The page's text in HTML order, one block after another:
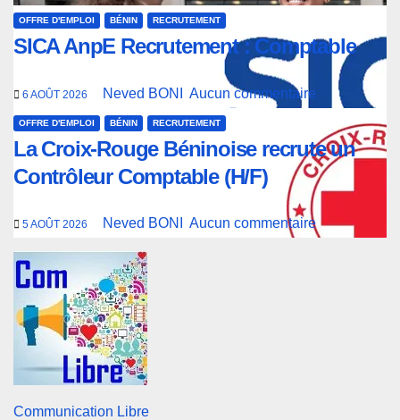
OFFRE D'EMPLOI BÉNIN RECRUTEMENT
SICA AnpE Recrutement : Comptable
6 AOÛT 2026 Neved BONI Aucun commentaire
OFFRE D'EMPLOI BÉNIN RECRUTEMENT
La Croix-Rouge Béninoise recrute un
Contrôleur Comptable (H/F)
5 AOÛT 2026 Neved BONI Aucun commentaire
Communication Libre